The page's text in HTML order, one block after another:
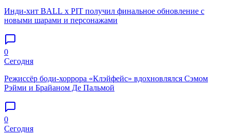
Инди-хит BALL x PIT получил финальное обновление с
новыми шарами и персонажами
0
Сегодня
Режиссёр боди-хоррора «Клэйфейс» вдохновлялся Сэмом
Рэйми и Брайаном Де Пальмой
0
Сегодня